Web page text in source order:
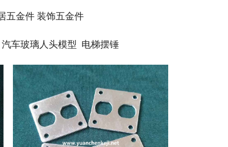
五金件 装饰五金件
车玻璃人头模型 电梯摆锤